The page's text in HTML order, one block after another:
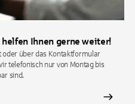
Ihnen gerne weiter!
oder über das Kontaktformular
telefonisch nur von Montag bis
sind.